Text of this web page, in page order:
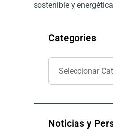
sostenible y
Categories
C
t
g
rNoticias y